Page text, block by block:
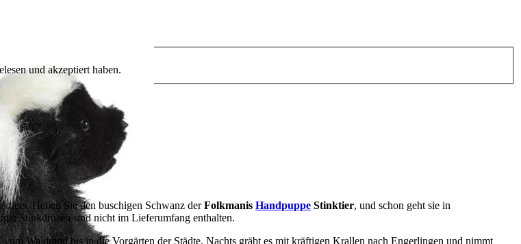
und akzeptiert haben.
Heben Sie den buschigen Schwanz derFolkmanis Handpuppe Stinktier, und schon geht sie in
Stinkdrüsen sind nicht im Lieferumfang enthalten.
Waldrand bis in die Vorgärten der Städte. Nachts gräbt es mit kräftigen Krallen nach Engerlingen und nimmt